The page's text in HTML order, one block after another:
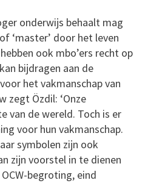
onderwijs behaalt mag
‘master’ door het leven
ook mbo’ers recht op
bijdragen aan de
het vakmanschap van
zegt Özdil: ‘Onze
van de wereld. Toch is er
voor hun vakmanschap.
symbolen zijn ook
zijn voorstel in te dienen
begroting, eind